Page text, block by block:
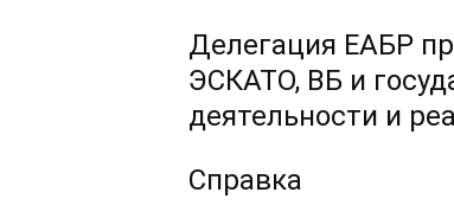
Делегация ЕАБР
ЭСКАТО, ВБ и
деятельности и
Справка